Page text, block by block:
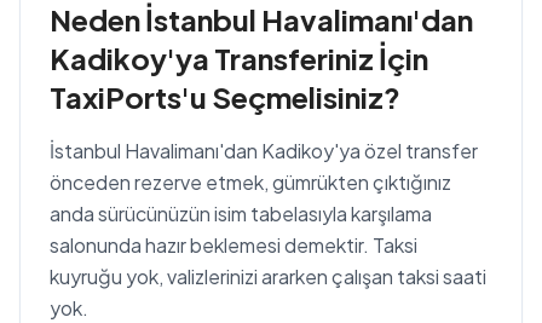
Neden İstanbul Havalimanı'dan
Kadikoy'ya Transferiniz İçin
TaxiPorts'u Seçmelisiniz?
İstanbul Havalimanı'dan Kadikoy'ya özel transfer
önceden rezerve etmek, gümrükten çıktığınız
anda sürücünüzün isim tabelasıyla karşılama
salonunda hazır beklemesi demektir. Taksi
kuyruğu yok, valizlerinizi ararken çalışan taksi saati
yok.